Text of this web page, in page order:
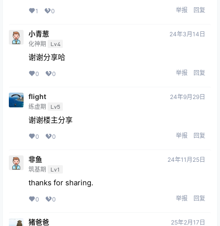
1 0 举报 回复
小青葱
化神期 Lv4
24年3月14日
谢谢分享哈
0 0 举报 回复
flight
练虚期 Lv5
24年9月29日
谢谢楼主分享
0 0 举报 回复
非鱼
筑基期 Lv1
24年11月25日
thanks for sharing.
0 0 举报 回复
猪爸爸 25年2月17日